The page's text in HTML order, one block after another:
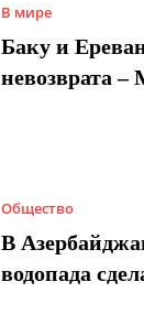
В мире
Баку и
невозврата –
Общество
В
водопада